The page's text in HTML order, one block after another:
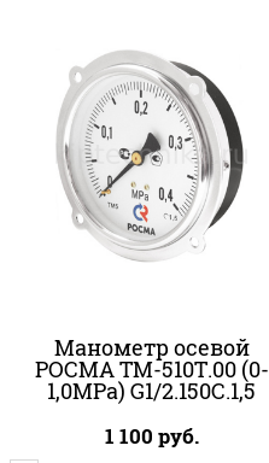
Манометр осевой
РОСМА ТМ-510Т.00 (0-
1,0МРа) G1/2.150С.1,5
1 100 руб.